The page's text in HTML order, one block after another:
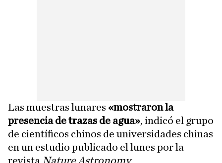
Las muestras lunares «mostraron la
presencia de trazas de agua», indicó el grupo
de científicos chinos de universidades chinas
en un estudio publicado el lunes por la
revista Nature Astronomy.